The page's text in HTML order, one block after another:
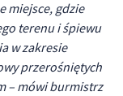
miejsce, gdzie
terenu i śpiewu
w zakresie
przerośniętych
– mówi burmistrz